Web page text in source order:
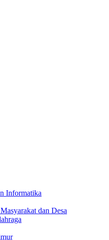
Informatika
dan Desa